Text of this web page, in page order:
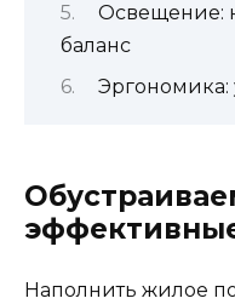
Освещение:
баланс
Эргономика:
Наполнить жилое